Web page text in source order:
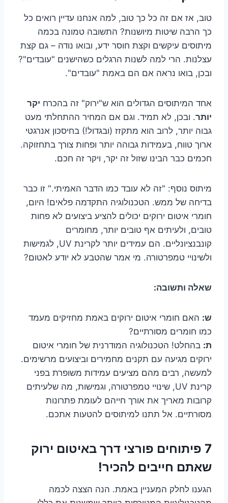
טוב, אז אם זה כל כך טוב, למה אנחנו עדיין רואים כל
כך הרבה שיטות מיושנות? התשובה טמונה בכמה
מיתוסים עיקשים וקצת חוסר ידע, ובואו נודה – גם קצת
עצלנות. הרי למה לשנות הרגלים כשהישנים "עובדים"?
ובכן, בואו נראה אם הם באמת "עובדים".
אחד המיתוסים הגדולים הוא ש"ירוק" זה בהכרח יקר
יותר. ובכן, לא תמיד. וגם אם המחיר ההתחלתי מעט
גבוה יותר, לרוב הוא מתקזז (ובגדול!) בחיסכון אנרגטי
ארוך טווח, בעמידות גבוהה יותר ופחות צורך בתחזוקה.
חכמים כבר הבינו שזול זה יקר, ויקר זה חכם.
מיתוס נוסף: "זה לא עובד כמו הדבר האמיתי." זו כבר
בדיחה של ממש. הטכנולוגיה התקדמה פלאים! היום,
חומרי איטום ירוקים יכולים להציע ביצועים לא פחות
טובים, ולעיתים אף טובים יותר, מחומרים
קונבנציונליים. הם עמידים יותר לקרינת UV, לגמישות
ולשינויי טמפרטורה. מי אמר שהטבע לא יודע לאטום?
שאלה ותשובה:
ש: האם חומרי איטום ירוקים באמת מחזיקים מעמד
כמו חומרים מסורתיים?
ת: בהחלט! הטכנולוגיה המודרנית של חומרי איטום
ירוקים מגיעה עם תקנים מחמירים וביצועים מרשימים.
למעשה, רבים מהם מציעים עמידות משופרת בפני
קרינת UV, שינויי טמפרטורה, וגמישות, מה שלעיתים
קרובות מאריך את אורך חייהם לעומת פתרונות
מסורתיים. אל תתנו למיתוסים להטעות אתכם.
7 פיתוחים פורצי דרך באיטום ירוק
שאתם חייבים להכיר!
הגענו לחלק המעניין באמת. הנה הצצה לכמה